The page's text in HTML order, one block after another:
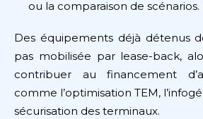
ou la comparaison de scénarios.
Des équipements déjà détenus
pas mobilisée par lease-back,
contribuer au financement
comme l’optimisation TEM,
sécurisation des terminaux.